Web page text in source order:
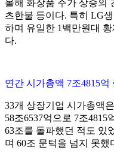
올해 화장품 주가 상승의
츠한불 등이다. 특히 LG
하며 유일한 1백만원대
다.
연간 시가총액 7조4815억
33개 상장기업 시가총액
58조6537억으로 7조4815
63조를 돌파했던 적도 있
며 60조 문턱을 넘지 못했